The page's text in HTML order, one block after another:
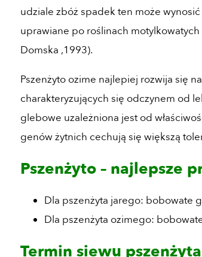
udziale zbóż spadek ten może
uprawiane po roślinach
Domska ,1993).
Pszenżyto ozime najlepiej rozwija się
charakteryzujących się odczynem od
glebowe uzależniona jest od
genów żytnich cechują się większą
Pszenżyto –
Dla pszenżyta jarego: bobowate
Dla pszenżyta ozimego:
Termin siewu pszenżyta